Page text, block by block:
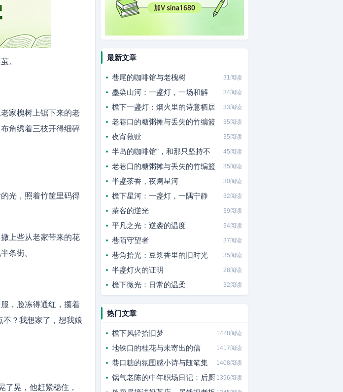
。
家槐树上锯下来的老
角绣着三枝开得细碎
光，照着竹筐里码得
上些从老家带来的花
条街。
，脸冻得通红，攥着
不？我想家了，想我娘
了晃，他赶紧稳住，
最新文章
巷尾的咖啡馆与老槐树 31阅读
墨染山河：一盏灯，一场和解 34阅读
檐下一盏灯：烟火里的诗意栖居 33阅读
老巷口的糖粥摊与丢失的竹编篮 35阅读
夜宵救赎 35阅读
半岛的咖啡馆”，和那只坚持不 45阅读
老巷口的糖粥摊与丢失的竹编篮 35阅读
半盏茶香，夜阑星河 30阅读
檐下星河：一盏灯，一隅宁静 32阅读
茶客的逆光 39阅读
平凡之光：逆袭的温度 34阅读
巷陌守望者 37阅读
巷角拾光：豆浆香里的旧时光 35阅读
半盏灯火的证明 28阅读
檐下微光：日常的温柔 32阅读
热门文章
檐下风轻拾旧梦 1428阅读
地铁口的桂花与未寄出的信 1417阅读
巷口糖的氛围感小诗与随笔集 1408阅读
锅气老陈的中年职场日记：后厨 1396阅读